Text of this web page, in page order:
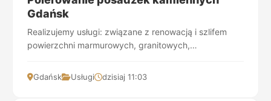
Gdańsk
Realizujemy usługi: związane z renowacją i szlifem
powierzchni marmurowych, granitowych,
nierówności po...
Gdańsk Usługi dzisiaj 11:03